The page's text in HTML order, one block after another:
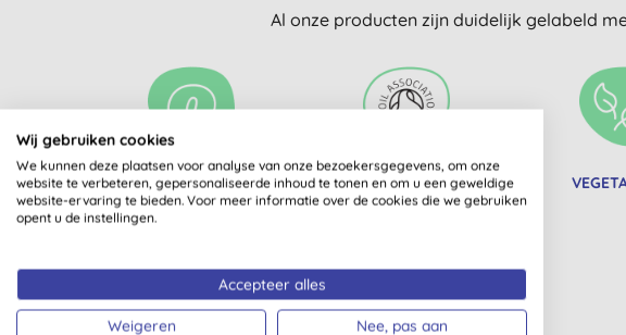
Al onze producten zijn duidelijk gelabeld
BIOLOGISCH
GECERTIFICEERD DOOR
SOIL ASSOCIATION
Wij gebruiken cookies
We kunnen deze plaatsen voor analyse van onze bezoekersgegevens, om onze
website te verbeteren, gepersonaliseerde inhoud te tonen en om u een geweldige
website-ervaring te bieden. Voor meer informatie over de cookies die we gebruiken
opent u de instellingen.
Accepteer alles
Weigeren Nee, pas aan